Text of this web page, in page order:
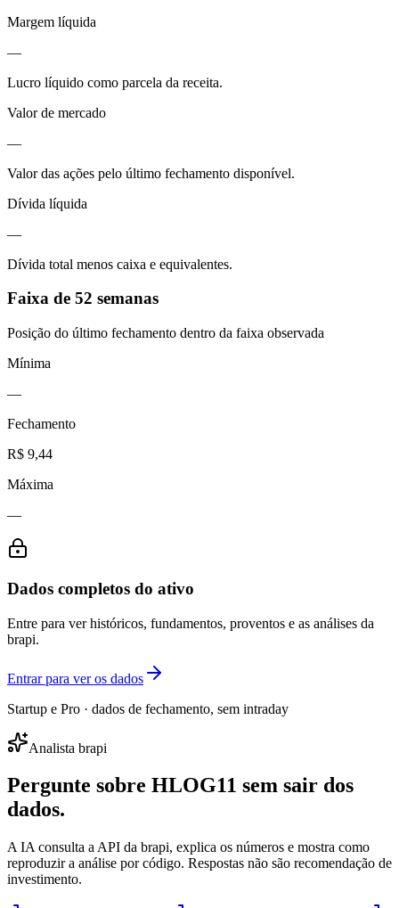
Margem líquida
—
Lucro líquido como parcela da receita.
Valor de mercado
—
Valor das ações pelo último fechamento disponível.
Dívida líquida
—
Dívida total menos caixa e equivalentes.
Faixa de 52 semanas
Posição do último fechamento dentro da faixa observada
Mínima
—
Fechamento
R$ 9,44
Máxima
—
Dados completos do ativo
Entre para ver históricos, fundamentos, proventos e as análises da
brapi.
Entrar para ver os dados
Startup e Pro · dados de fechamento, sem intraday
Analista brapi
Pergunte sobre HLOG11 sem sair dos
dados.
A IA consulta a API da brapi, explica os números e mostra como
reproduzir a análise por código. Respostas não são recomendação de
investimento.